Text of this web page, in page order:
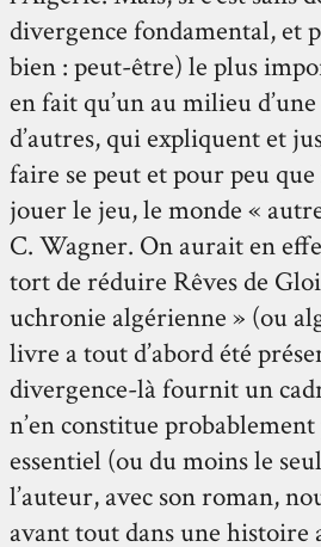
divergence fondamental, et
bien : peut-être) le plus
en fait qu’un au milieu
d’autres, qui expliquent et
faire se peut et pour peu
jouer le jeu, le monde «
C. Wagner. On aurait en
tort de réduire Rêves de
uchronie algérienne » (ou
livre a tout d’abord été
divergence-là fournit un
n’en constitue
essentiel (ou du moins le
l’auteur, avec son roman,
avant tout dans une